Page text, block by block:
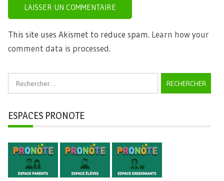
This site uses Akismet to reduce spam. Learn how your
comment data is processed.
Rechercher :
ESPACES PRONOTE